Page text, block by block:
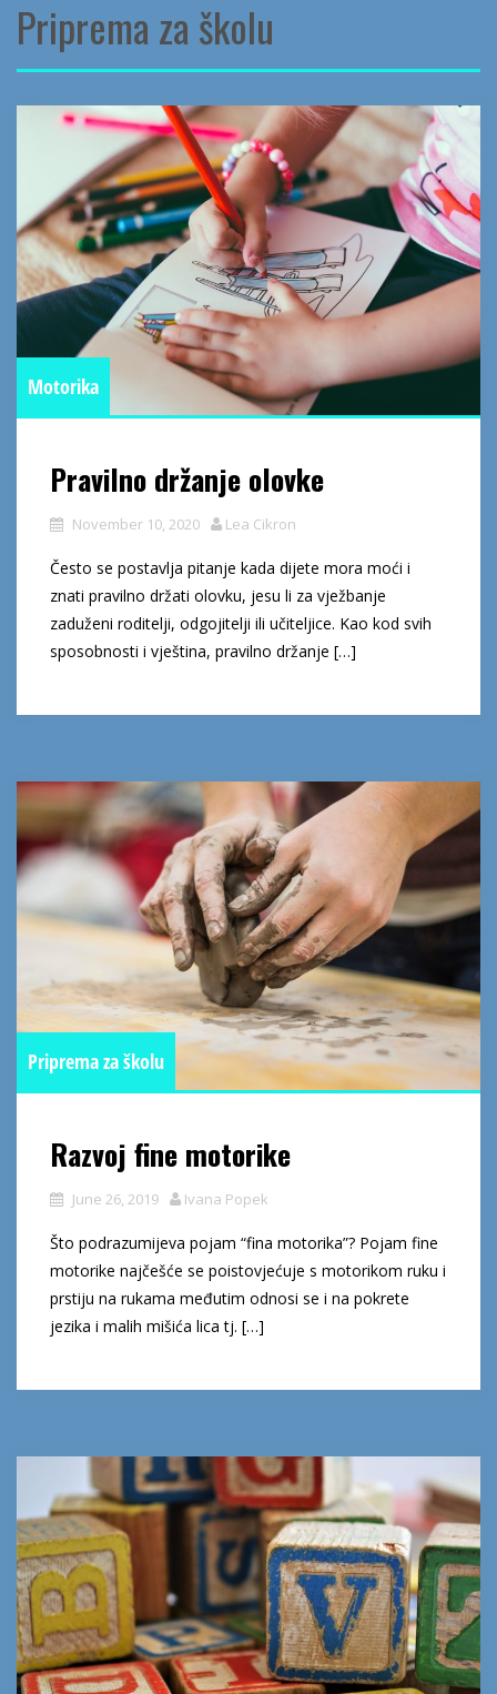
Priprema za školu
Motorika
Pravilno držanje olovke
November 10, 2020 Lea Cikron
Često se postavlja pitanje kada dijete mora moći i
znati pravilno držati olovku, jesu li za vježbanje
zaduženi roditelji, odgojitelji ili učiteljice. Kao kod svih
sposobnosti i vještina, pravilno držanje […]
Priprema za školu
Razvoj fine motorike
June 26, 2019 Ivana Popek
Što podrazumijeva pojam “fina motorika”? Pojam fine
motorike najčešće se poistovjećuje s motorikom ruku i
prstiju na rukama međutim odnosi se i na pokrete
jezika i malih mišića lica tj. […]